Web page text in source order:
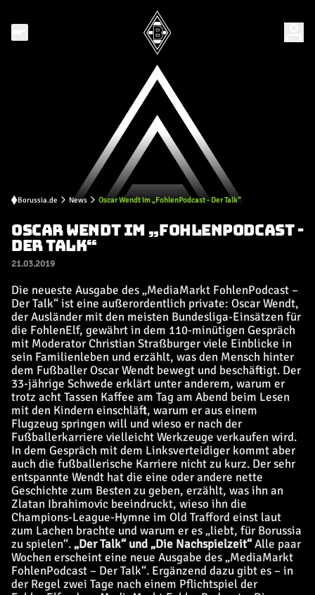
Borussia.de News Oscar Wendt im „FohlenPodcast - Der Talk“
OSCAR WENDT IM „FOHLENPODCAST -
DER TALK“
21.03.2019
Die neueste Ausgabe des „MediaMarkt FohlenPodcast –
Der Talk“ ist eine außerordentlich private: Oscar Wendt,
der Ausländer mit den meisten Bundesliga-Einsätzen für
die FohlenElf, gewährt in dem 110-minütigen Gespräch
mit Moderator Christian Straßburger viele Einblicke in
sein Familienleben und erzählt, was den Mensch hinter
dem Fußballer Oscar Wendt bewegt und beschäftigt. Der
33-jährige Schwede erklärt unter anderem, warum er
trotz acht Tassen Kaffee am Tag am Abend beim Lesen
mit den Kindern einschläft, warum er aus einem
Flugzeug springen will und wieso er nach der
Fußballerkarriere vielleicht Werkzeuge verkaufen wird.
In dem Gespräch mit dem Linksverteidiger kommt aber
auch die fußballerische Karriere nicht zu kurz. Der sehr
entspannte Wendt hat die eine oder andere nette
Geschichte zum Besten zu geben, erzählt, was ihn an
Zlatan Ibrahimovic beeindruckt, wieso ihn die
Champions-League-Hymne im Old Trafford einst laut
zum Lachen brachte und warum er es „liebt, für Borussia
zu spielen“.„Der Talk“ und „Die Nachspielzeit“Alle paar
Wochen erscheint eine neue Ausgabe des „MediaMarkt
FohlenPodcast – Der Talk“. Ergänzend dazu gibt es – in
der Regel zwei Tage nach einem Pflichtspiel der